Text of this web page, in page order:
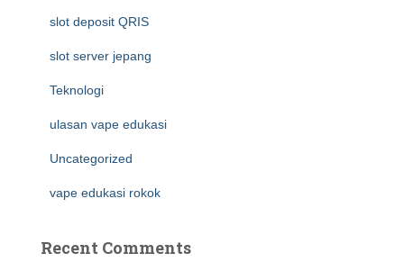
slot deposit QRIS
slot server jepang
Teknologi
ulasan vape edukasi
Uncategorized
vape edukasi rokok
Recent Comments